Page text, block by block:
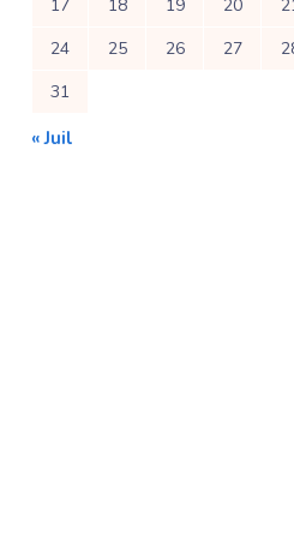
17 18 19 20
24
25 26 27
31
« Juil